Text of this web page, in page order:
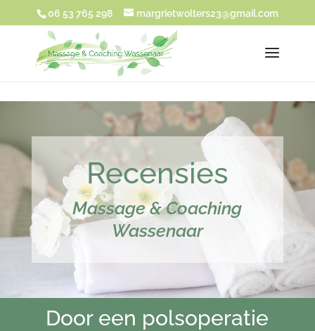
UA-180917271-1
06 53 765 298 margrietwolters23@gmail.com
Recensies
Massage & Coaching
Wassenaar
Door een polsoperatie